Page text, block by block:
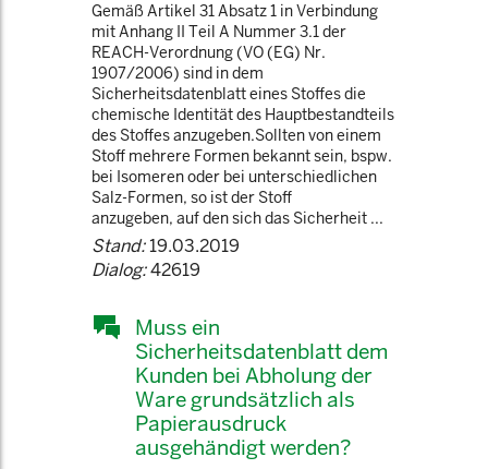
Gemäß Artikel 31 Absatz 1 in Verbindung
mit Anhang II Teil A Nummer 3.1 der
REACH-Verordnung (VO (EG) Nr.
1907/2006) sind in dem
Sicherheitsdatenblatt eines Stoffes die
chemische Identität des Hauptbestandteils
des Stoffes anzugeben.Sollten von einem
Stoff mehrere Formen bekannt sein, bspw.
bei Isomeren oder bei unterschiedlichen
Salz-Formen, so ist der Stoff
anzugeben, auf den sich das Sicherheit ...
Stand:19.03.2019
Dialog:42619
Muss ein
Sicherheitsdatenblatt dem
Kunden bei Abholung der
Ware grundsätzlich als
Papierausdruck
ausgehändigt werden?